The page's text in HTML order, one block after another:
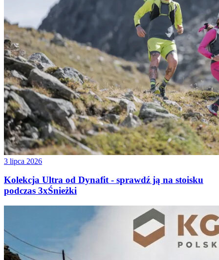
3 lipca 2026
Kolekcja Ultra od Dynafit - sprawdź ją na stoisku
podczas 3xŚnieżki